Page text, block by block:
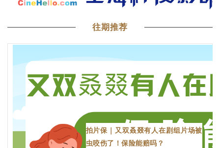
往期推荐
拍片保｜又双叒叕有人在剧组片场被
虫咬伤了！保险能赔吗？